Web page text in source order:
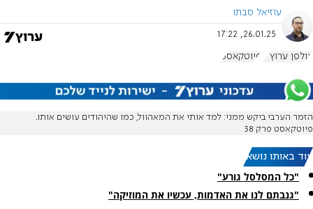
עוזיאל סבתו
26.01.25, 17:22
אולפן ערוץ 7 פיוטקאסט
הזמר הערבי ביקש ממני: למד אותי את המאהוול, כמו שהיהודים עושים אותו.
פיוטקאסט פרק 38
עוד באותו נושא:
"כל המסלסל גורע"
"גנבתם לנו את האדמות, עכשיו את המוזיקה"